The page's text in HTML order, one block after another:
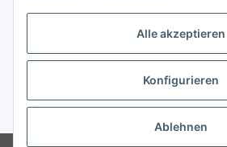
Alle akzeptieren
Konfigurieren
Ablehnen
Newsletter Abonnieren
Vertrag widerrufen
* Alle Preise inkl. gesetzlicher USt., zzgl.